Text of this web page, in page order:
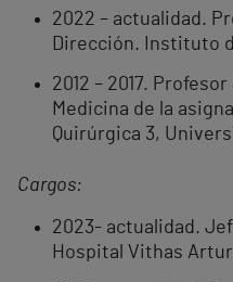
2022 – actualidad.
Dirección. Instituto
2012 – 2017.
Medicina de la
Quirúrgica 3,
Cargos:
2023- actualidad.
Hospital Vithas